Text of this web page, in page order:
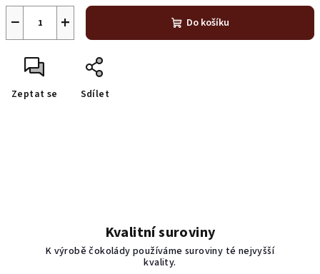
+
− Do košíku
Zeptat se Sdílet
Kvalitní suroviny
K výrobě čokolády používáme suroviny té nejvyšší
kvality.